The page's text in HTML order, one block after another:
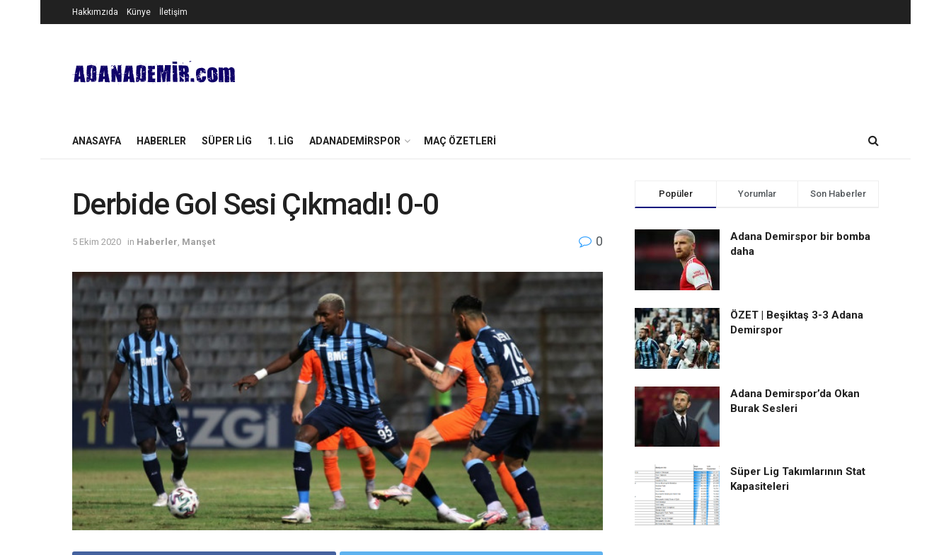
Hakkımzıda Künye İletişim
ANASAYFA HABERLER SÜPER LIG 1. LIG ADANADEMIRSPOR MAÇ ÖZETLERI
Derbide Gol Sesi Çıkmadı! 0-0
5 Ekim 2020 in Haberler Manşet 0
Popüler Yorumlar Son Haberler
Adana Demirspor bir bomba
daha
ÖZET | Beşiktaş 3-3 Adana
Demirspor
Adana Demirspor’da Okan
Burak Sesleri
Süper Lig Takımlarının Stat
Kapasiteleri